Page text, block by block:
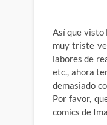
Así que visto
muy triste
labores de
etc., ahora
demasiado
Por favor,
comics de